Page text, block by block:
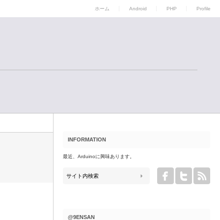
ホーム Android PHP Profile
INFORMATION
最近、Arduinoに興味あります。
@9ENSAN